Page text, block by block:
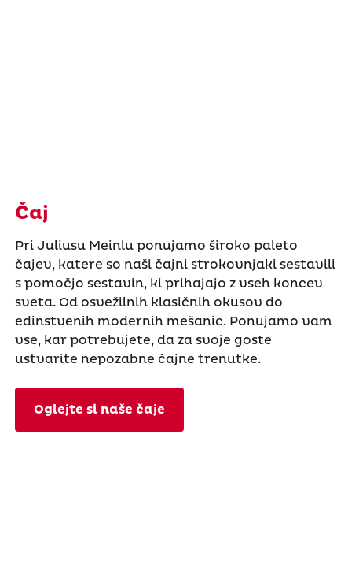
Čaj
Pri Juliusu Meinlu ponujamo široko paleto
čajev, katere so naši čajni strokovnjaki sestavili
s pomočjo sestavin, ki prihajajo z vseh koncev
sveta. Od osvežilnih klasičnih okusov do
edinstvenih modernih mešanic. Ponujamo vam
vse, kar potrebujete, da za svoje goste
ustvarite nepozabne čajne trenutke.
Oglejte si naše čaje